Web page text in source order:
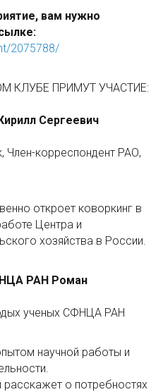
вам нужно
2075788/
КЛУБЕ ПРИМУТ УЧАСТИЕ:
Сергеевич
Член-корреспондент РАО,
откроет коворкинг в
Центра и
хозяйства в России.
РАН Роман
ученых СФНЦА РАН
научной работы и
расскажет о потребностях